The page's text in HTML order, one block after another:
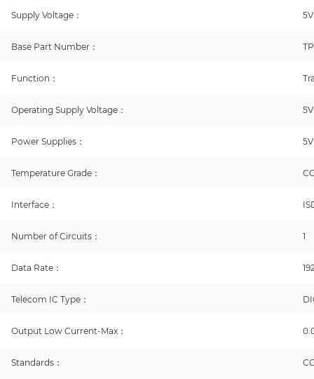
Supply Voltage： 5V
Base Part Number：
Function：
Operating Supply Voltage： 5V
Power Supplies： 5V
Temperature Grade：
Interface：
Number of Circuits： 1
Data Rate：
Telecom IC Type：
Output Low Current-Max：
Standards：